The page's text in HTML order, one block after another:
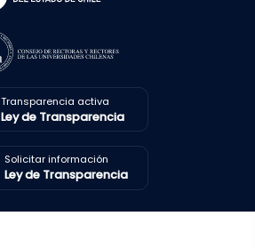
Transparencia activa
Ley de Transparencia
Solicitar información
Ley de Transparencia